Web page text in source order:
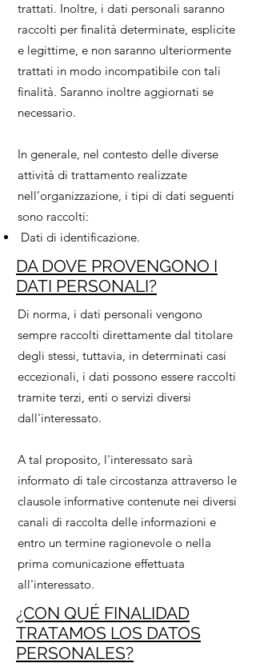
trattati. Inoltre, i dati personali saranno
raccolti per finalità determinate, esplicite
e legittime, e non saranno ulteriormente
trattati in modo incompatibile con tali
finalità. Saranno inoltre aggiornati se
necessario.
In generale, nel contesto delle diverse
attività di trattamento realizzate
nell’organizzazione, i tipi di dati seguenti
sono raccolti:
Dati di identificazione.
DA DOVE PROVENGONO I
DATI PERSONALI?
Di norma, i dati personali vengono
sempre raccolti direttamente dal titolare
degli stessi, tuttavia, in determinati casi
eccezionali, i dati possono essere raccolti
tramite terzi, enti o servizi diversi
dall'interessato.
A tal proposito, l'interessato sarà
informato di tale circostanza attraverso le
clausole informative contenute nei diversi
canali di raccolta delle informazioni e
entro un termine ragionevole o nella
prima comunicazione effettuata
all'interessato.
¿CON QUÉ FINALIDAD
TRATAMOS LOS DATOS
PERSONALES?